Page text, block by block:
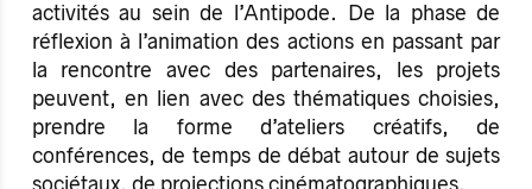
activités au sein de l’Antipode. De la phase de
réflexion à l’animation des actions en passant par
la rencontre avec des partenaires, les projets
peuvent, en lien avec des thématiques choisies,
prendre la forme d’ateliers créatifs, de
conférences, de temps de débat autour de sujets